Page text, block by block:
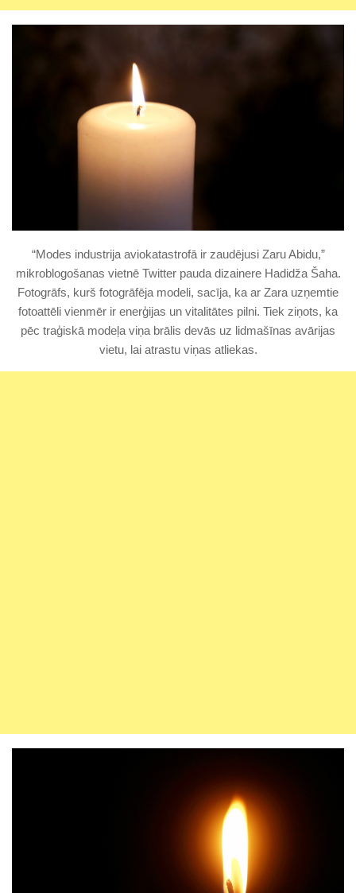
“Modes industrija aviokatastrofā ir zaudējusi Zaru Abidu,”
mikroblogošanas vietnē Twitter pauda dizainere Hadidža Šaha.
Fotogrāfs, kurš fotogrāfēja modeli, sacīja, ka ar Zara uzņemtie
fotoattēli vienmēr ir enerģijas un vitalitātes pilni. Tiek ziņots, ka
pēc traģiskā modeļa viņa brālis devās uz lidmašīnas avārijas
vietu, lai atrastu viņas atliekas.